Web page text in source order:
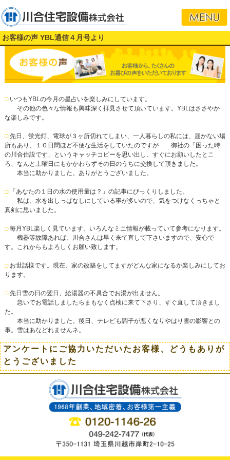
お客様の声 YBL通信４月号より
□いつもYBLの今月の星占いを楽しみにしています。
その他の色々な情報も興味深く拝見させて頂いています。YBLはささやか
な楽しみです。
□先日、蛍光灯、電球が３ヶ所切れてしまい、一人暮らしの私には、届かない場
所もあり、１０日間ほど不便な生活をしていたのですが 御社の「困った時
の川合住設です」というキャッチコピーを思い出し、すぐにお願いしたとこ
ろ、なんと土曜日にもかかわらずその日のうちに交換して頂きました。
本当に助かりました。ありがとうございました。
□「あなたの１日の水の使用量は？」の記事にびっくりしました。
私は、水を出しっぱなしにしている事が多いので、気をつけなくっちゃと
真剣に思いました。
□毎月YBL楽しく見ています。いろんなミニ情報が載っていて参考になります。
機器等故障あれば、川合さんは早く来て直して下さいますので、安心で
す。これからもよろしくお願い致します。
□お世話様です。現在、家の改築をしてますがどんな家になるか楽しみにしてお
ります。
□先日雪の日の翌日、給湯器の不具合でお湯が出ません。
急いでお電話しましたらまもなく点検に来て下さり、すぐ直して頂きまし
た。
本当に助かりました。後日、テレビも調子が悪くなりやはり雪の影響との
事。雪はあなどれませんネ。
アンケートにご協力いただいたお客様、どうもありが
とうございました